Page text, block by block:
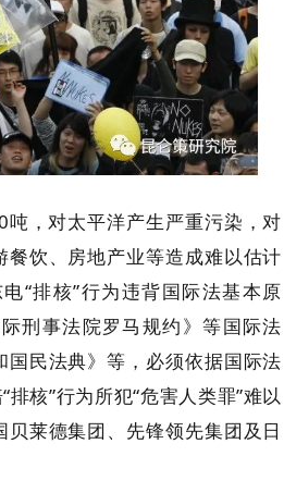
，对太平洋产生严重污染，对
饮、房地产业等造成难以估计
“排核”行为违背国际法基本原
刑事法院罗马规约》等国际法
民法典》等，必须依据国际法
核”行为所犯“危害人类罪”难以
莱德集团、先锋领先集团及日